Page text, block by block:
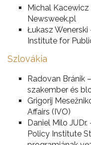
Michal
Newsweek.pl
Łukasz
Institute for
Szlovákia
Radovan Bránik
szakember és
Grigorij
Affairs (IVO)
Daniel Milo
Policy Institute